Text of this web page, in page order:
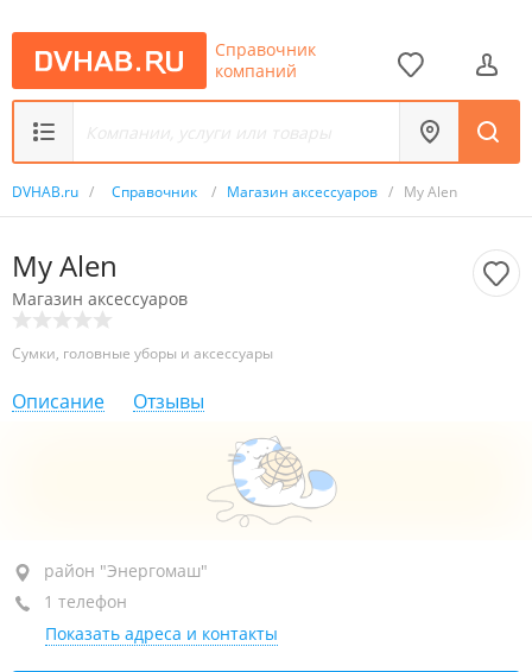
Справочник
компаний
DVHAB.ru / Справочник / Магазин аксессуаров / My Alen
My Alen
Магазин аксессуаров
Сумки, головные уборы и аксессуары
Описание Отзывы
район "Энергомаш", ул. Ленинградская, 28И
ТРЦ "Макси Молл", 1-й этаж
+7 914 158-02-11
район "Энергомаш"
1 телефон
Показать адреса и контакты